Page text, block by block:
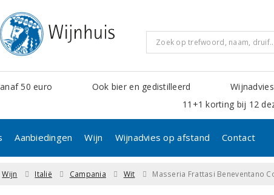
50 euro Ook bier en gedistilleerd
11+1 korting bij 12
Aanbiedingen Wijn Wijnadvies op afstand Contact
Wijn Italië Campania Wit Masseria Frattasi Beneventano